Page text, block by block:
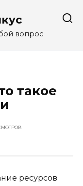
вопрос
такое
ресурсов